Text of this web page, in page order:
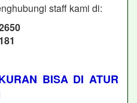
staff kami di:
BISA DI ATUR